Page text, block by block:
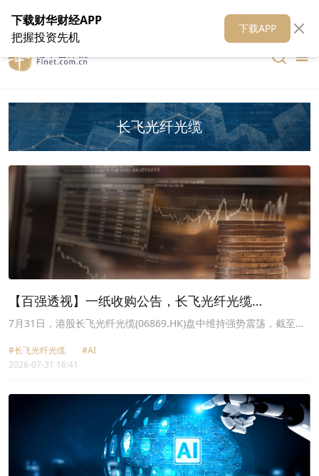
在线客服 关于我们 财华媒体矩阵 财华智库
长飞光纤光缆
【百强透视】一纸收购公告，长飞光纤光缆
（06869.HK）股价强势反弹
7月31日，港股长飞光纤光缆(06869.HK)盘中维持强势震荡，截至收
#长飞光纤光缆
#AI
2026-07-31 16:41
下载财华财经APP
把握投资先机
下载APP